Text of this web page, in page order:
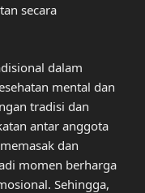
secara
dalam
mental dan
tradisi dan
antar anggota
dan
momen berharga
Sehingga,